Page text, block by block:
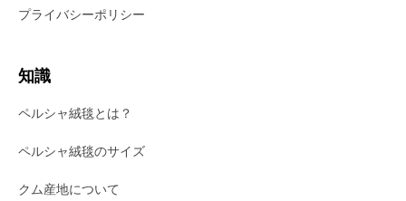
プライバシーポリシー
知識
ペルシャ絨毯とは？
ペルシャ絨毯のサイズ
クム産地について